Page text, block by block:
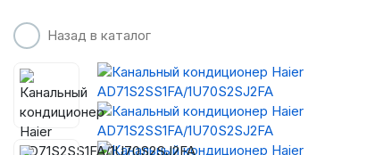
Назад в каталог